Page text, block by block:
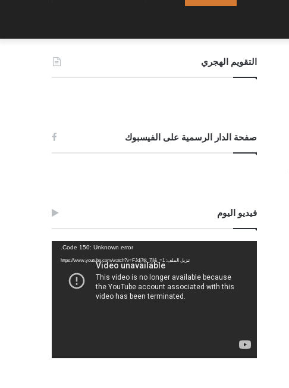
التقويم الهجري
صفحة الدار الرسمية على الفيسبوك
فيديو اليوم
Code 150: Unknown error.
تنزيل الملف: https://www.youtube.com/watch?v=FJdj7tk_7jI&_=1